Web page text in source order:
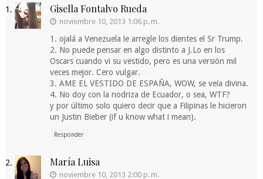
Gisella Fontalvo Rueda
noviembre 10, 2013 1:06 p. m.
1. ojalá a Venezuela le arregle los dientes el Sr Trump.
2. No puede pensar en algo distinto a J.Lo en los
Oscars cuando vi su vestido, pero es una versión mil
veces mejor. Cero vulgar.
3. AME EL VESTIDO DE ESPAÑA, WOW, se veía divina.
4. No doy con la nodriza de Ecuador, o sea, WTF?
y por último solo quiero decir que a Filipinas le hicieron
un Justin Bieber (if u know what i mean).
Responder
María Luisa
noviembre 10, 2013 2:00 p. m.